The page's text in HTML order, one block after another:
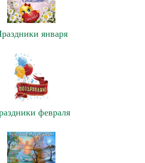
января
февраля